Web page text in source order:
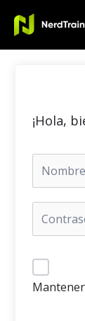
contenido
¡Hola,